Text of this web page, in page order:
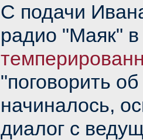
С подачи
радио "Маяк"
"поговорить
начиналось,
диалог с